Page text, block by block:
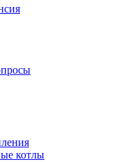
котлы